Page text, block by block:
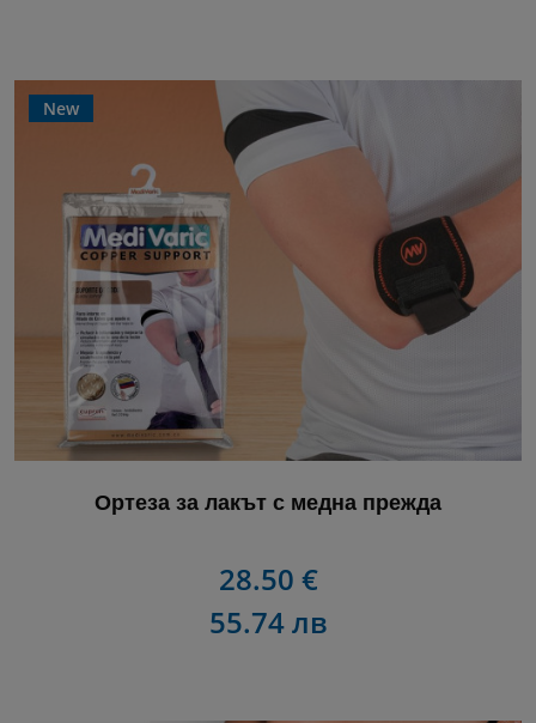
New
Ортеза за лакът с медна прежда
28.50 €
55.74 лв